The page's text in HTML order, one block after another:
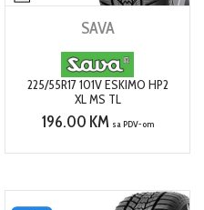
SAVA
225/55R17 101V ESKIMO HP2
XL MS TL
196.00 KM sa PDV-om